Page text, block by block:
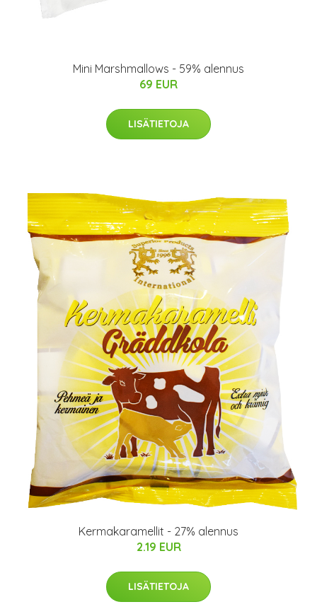
Mini Marshmallows - 59% alennus
69 EUR
LISÄTIETOJA
Kermakaramellit - 27% alennus
2.19 EUR
LISÄTIETOJA